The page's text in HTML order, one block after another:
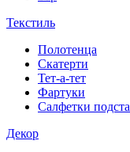
Текстиль
Полотенца
Скатерти
Тет-а-тет
Фартуки
Салфетки
Декор